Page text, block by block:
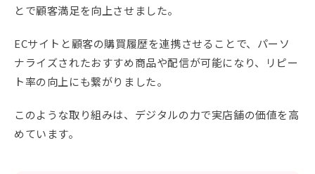
とで顧客満足を向上させました。
ECサイトと顧客の購買履歴を連携させることで、パーソ
ナライズされたおすすめ商品や配信が可能になり、リピー
ト率の向上にも繋がりました。
このような取り組みは、デジタルの力で実店舗の価値を高
めています。